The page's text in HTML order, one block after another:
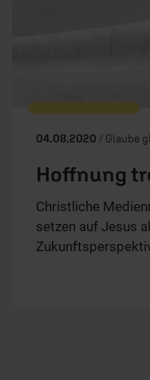
04.08.2020 / Glaube
Hoffnung
Christliche
setzen auf Jesus